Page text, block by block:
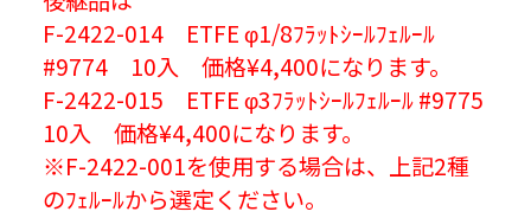
F-2422-014 ETFE φ1/8ﾌﾗｯﾄｼｰﾙﾌｪﾙｰﾙ
#9774 10入 価格¥4,400になります。
F-2422-015 ETFE φ3ﾌﾗｯﾄｼｰﾙﾌｪﾙｰﾙ #9775
10入 価格¥4,400になります。
※F-2422-001を使用する場合は、上記2種
のﾌｪﾙｰﾙから選定ください。